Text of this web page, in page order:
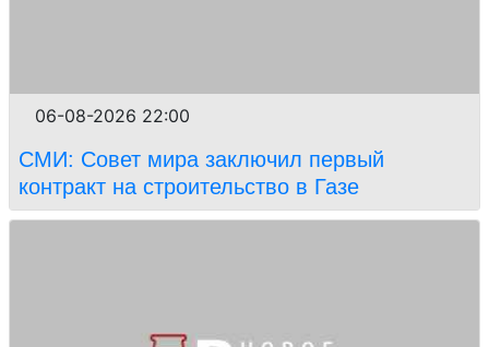
06-08-2026 22:00
СМИ: Совет мира заключил первый
контракт на строительство в Газе